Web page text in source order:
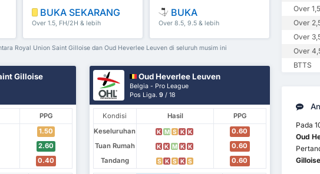
BUKA SEKARANG
Over 1.5, FH/2H & lebih
BUKA
Over 8.5, 9.5 & lebih
Royal Union Saint Gilloise dan Oud Heverlee Leuven di seluruh musim ini
Gilloise
PPG
1.50
2.60
0.40
Oud Heverlee Leuven
Belgia - Pro League
Pos Liga.9 / 18
Kondisi Hasil
PPG
Keseluruhan
K M S K K
0.60
Tuan Rumah
K K M K K
0.60
Tandang
S K S K S 0.60
Over 1,5
Over
Over
Over
BTTS
Pada
Oud